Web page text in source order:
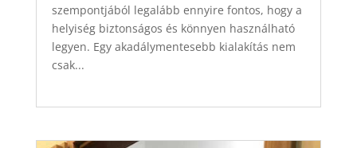
szempontjából legalább ennyire fontos, hogy a
helyiség biztonságos és könnyen használható
legyen. Egy akadálymentesebb kialakítás nem
csak...